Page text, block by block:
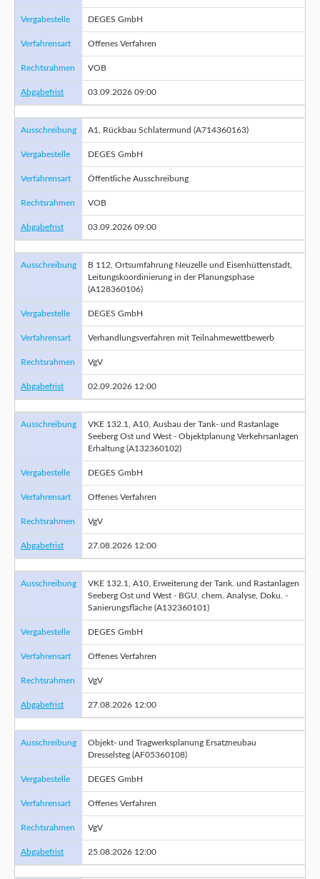
Vergabestelle DEGES GmbH
Verfahrensart Offenes Verfahren
Rechtsrahmen VOB
Abgabefrist 03.09.2026 09:00
Ausschreibung A1, Rückbau Schlatermund (A714360163)
Vergabestelle DEGES GmbH
Verfahrensart Öffentliche Ausschreibung
Rechtsrahmen VOB
Abgabefrist 03.09.2026 09:00
Ausschreibung
B 112, Ortsumfahrung Neuzelle und Eisenhüttenstadt,
Leitungskoordinierung in der Planungsphase
(A128360106)
Vergabestelle DEGES GmbH
Verfahrensart Verhandlungsverfahren mit Teilnahmewettbewerb
Rechtsrahmen VgV
Abgabefrist 02.09.2026 12:00
Ausschreibung
VKE 132.1, A10, Ausbau der Tank- und Rastanlage
Seeberg Ost und West - Objektplanung Verkehrsanlagen
Erhaltung (A132360102)
Vergabestelle DEGES GmbH
Verfahrensart Offenes Verfahren
Rechtsrahmen VgV
Abgabefrist 27.08.2026 12:00
Ausschreibung
VKE 132.1, A10, Erweiterung der Tank. und Rastanlagen
Seeberg Ost und West - BGU, chem. Analyse, Doku. -
Sanierungsfläche (A132360101)
Vergabestelle DEGES GmbH
Verfahrensart Offenes Verfahren
Rechtsrahmen VgV
Abgabefrist 27.08.2026 12:00
Ausschreibung
Objekt- und Tragwerksplanung Ersatzneubau
Dresselsteg (AF05360108)
Vergabestelle DEGES GmbH
Verfahrensart Offenes Verfahren
Rechtsrahmen VgV
Abgabefrist 25.08.2026 12:00